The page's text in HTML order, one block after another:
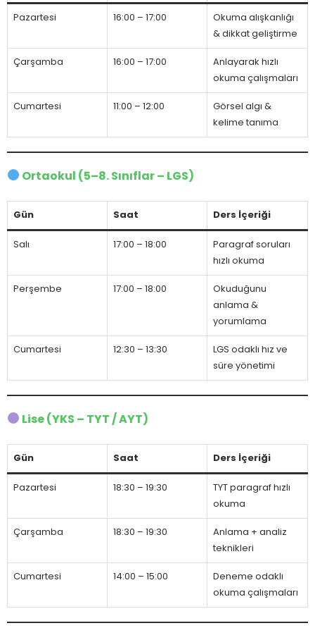
Pazartesi 16:00 – 17:00
Okuma alışkanlığı
& dikkat geliştirme
Çarşamba 16:00 – 17:00
Anlayarak hızlı
okuma çalışmaları
Cumartesi 11:00 – 12:00
Görsel algı &
kelime tanıma
Ortaokul (5–8. Sınıflar – LGS)
Gün Saat Ders İçeriği
Salı 17:00 – 18:00
Paragraf soruları
hızlı okuma
Perşembe 17:00 – 18:00
Okuduğunu
anlama &
yorumlama
Cumartesi 12:30 – 13:30
LGS odaklı hız ve
süre yönetimi
Lise (YKS – TYT / AYT)
Gün Saat Ders İçeriği
Pazartesi 18:30 – 19:30
TYT paragraf hızlı
okuma
Çarşamba 18:30 – 19:30
Anlama + analiz
teknikleri
Cumartesi 14:00 – 15:00
Deneme odaklı
okuma çalışmaları